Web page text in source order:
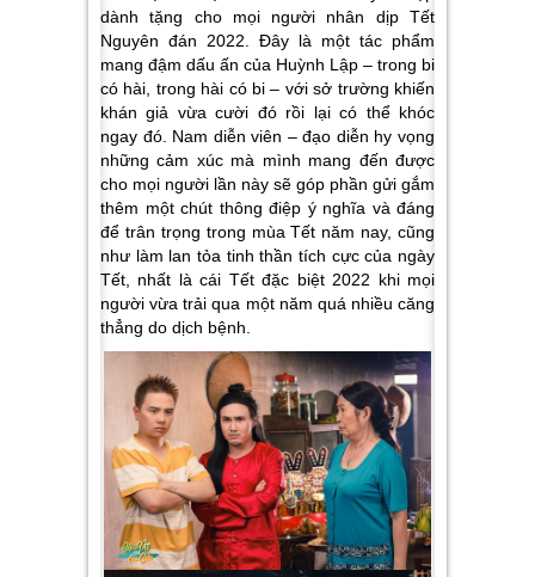
dành tặng cho mọi người nhân dịp Tết
Nguyên đán 2022. Đây là một tác phẩm
mang đậm dấu ấn của Huỳnh Lập – trong bi
có hài, trong hài có bi – với sở trường khiến
khán giả vừa cười đó rồi lại có thể khóc
ngay đó. Nam diễn viên – đạo diễn hy vọng
những cảm xúc mà mình mang đến được
cho mọi người lần này sẽ góp phần gửi gắm
thêm một chút thông điệp ý nghĩa và đáng
để trân trọng trong mùa Tết năm nay, cũng
như làm lan tỏa tinh thần tích cực của ngày
Tết, nhất là cái Tết đặc biệt 2022 khi mọi
người vừa trải qua một năm quá nhiều căng
thẳng do dịch bệnh.